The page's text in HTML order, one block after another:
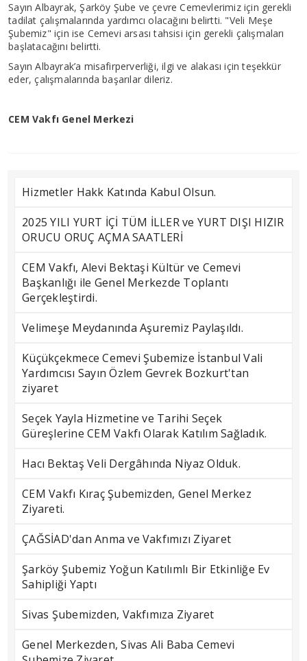
Sayın Albayrak, Şarköy Şube ve çevre Cemevlerimiz için gerekli
tadilat çalışmalarında yardımcı olacağını belirtti. "Veli Meşe
Şubemiz" için ise Cemevi arsası tahsisi için gerekli çalışmaları
başlatacağını belirtti.
Sayın Albayrak’a misafirperverliği, ilgi ve alakası için teşekkür
eder, çalışmalarında başarılar dileriz.
CEM Vakfı Genel Merkezi
Hizmetler Hakk Katında Kabul Olsun.
2025 YILI YURT İÇİ TÜM İLLER ve YURT DIŞI HIZIR
ORUCU ORUÇ AÇMA SAATLERİ
CEM Vakfı, Alevi Bektaşi Kültür ve Cemevi
Başkanlığı ile Genel Merkezde Toplantı
Gerçekleştirdi.
Velimeşe Meydanında Aşuremiz Paylaşıldı.
Küçükçekmece Cemevi Şubemize İstanbul Vali
Yardımcısı Sayın Özlem Gevrek Bozkurt'tan
ziyaret
Seçek Yayla Hizmetine ve Tarihi Seçek
Güreşlerine CEM Vakfı Olarak Katılım Sağladık.
Hacı Bektaş Veli Dergâhında Niyaz Olduk.
CEM Vakfı Kıraç Şubemizden, Genel Merkez
Ziyareti.
ÇAĞSİAD'dan Anma ve Vakfımızı Ziyaret
Şarköy Şubemiz Yoğun Katılımlı Bir Etkinliğe Ev
Sahipliği Yaptı
Sivas Şubemizden, Vakfımıza Ziyaret
Genel Merkezden, Sivas Ali Baba Cemevi